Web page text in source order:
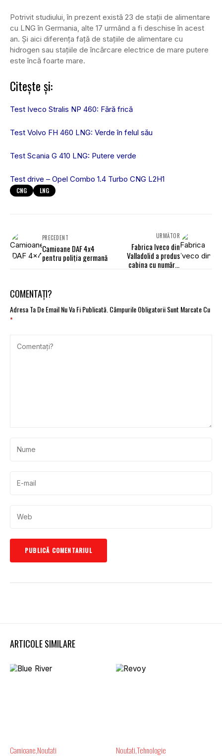
Potrivit studiului, în prezent există 23 de stații de alimentare
cu LNG în Germania, alte 17 urmând a fi deschise în acest
an. Și aici diferența față de stațiile de alimentare cu
hidrogen sau stațiile de încărcare electrice de mare putere
este încă foarte mare.
Citește și:
Test Iveco Stralis NP 460: Fără frică
Test Volvo FH 460 LNG: Verde în felul său
Test Scania G 410 LNG: Putere verde
Test drive – Opel Combo 1.4 Turbo CNG L2H1
CNG LNG
PRECEDENT
Camioane DAF 4x4
pentru poliția germană
URMĂTOR
Fabrica Iveco din
Valladolid a produs
cabina cu numărul
COMENTAȚI?
Adresa Ta De Email Nu Va Fi Publicată. Câmpurile Obligatorii Sunt Marcate Cu
*
ARTICOLE SIMILARE
Camioane Noutati NoutatiTehnologie